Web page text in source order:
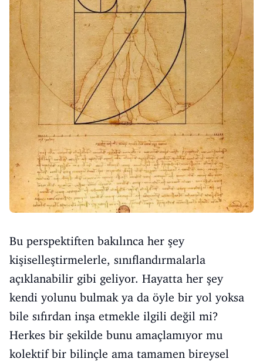
Bu perspektiften bakılınca her şey
kişiselleştirmelerle, sınıflandırmalarla
açıklanabilir gibi geliyor. Hayatta her şey
kendi yolunu bulmak ya da öyle bir yol yoksa
bile sıfırdan inşa etmekle ilgili değil mi?
Herkes bir şekilde bunu amaçlamıyor mu
kolektif bir bilinçle ama tamamen bireysel